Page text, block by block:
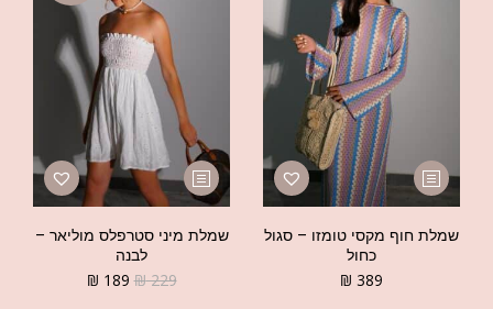
שמלת חוף מקסי טומזו – סגול
כחול
₪ 389
שמלת מיני סטרפלס מוליאר –
לבנה
₪229
₪ 189